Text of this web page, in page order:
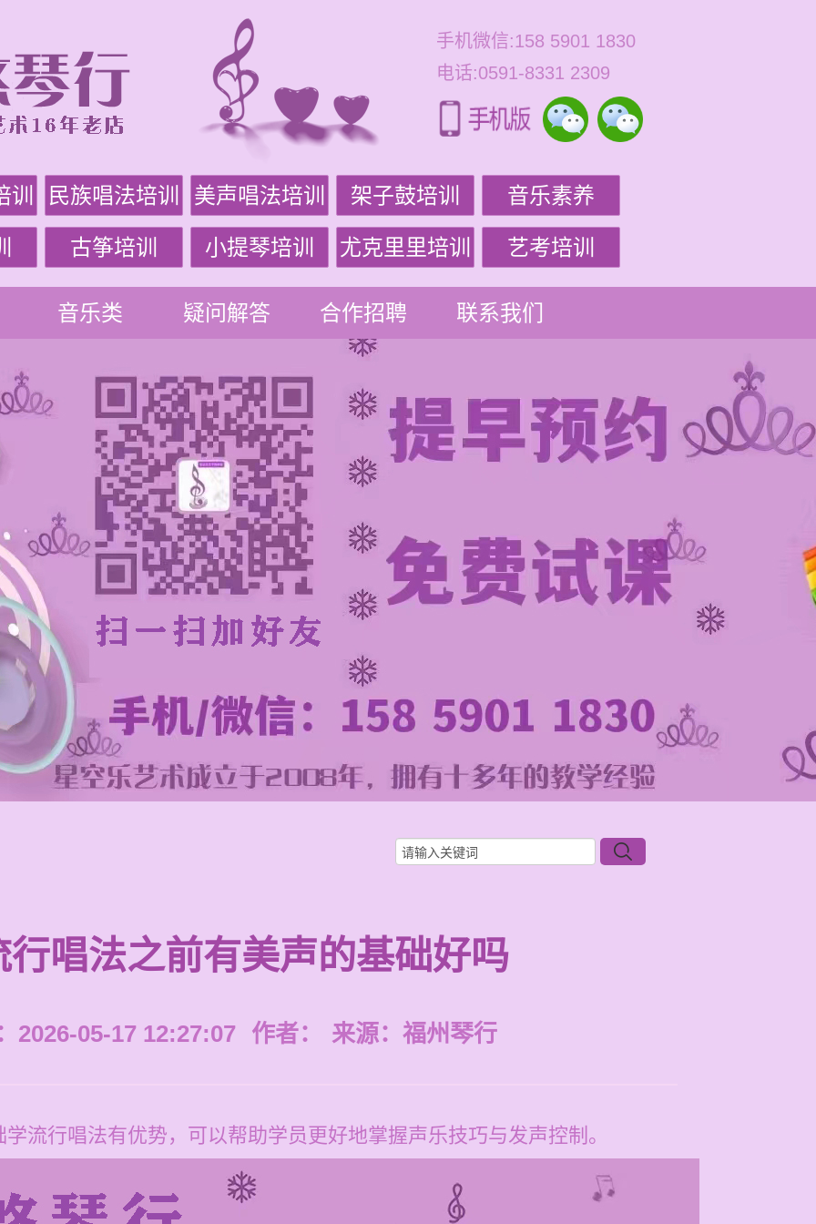
手机微信:158 5901 1830
电话:0591-8331 2309
民族唱法培训 美声唱法培训 架子鼓培训 音乐素养
古筝培训 小提琴培训 尤克里里培训 艺考培训
音乐类 疑问解答 合作招聘 联系我们
行唱法之前有美声的基础好吗
2026-05-17 12:27:07 作者： 来源： 福州琴行
流行唱法有优势，可以帮助学员更好地掌握声乐技巧与发声控制。